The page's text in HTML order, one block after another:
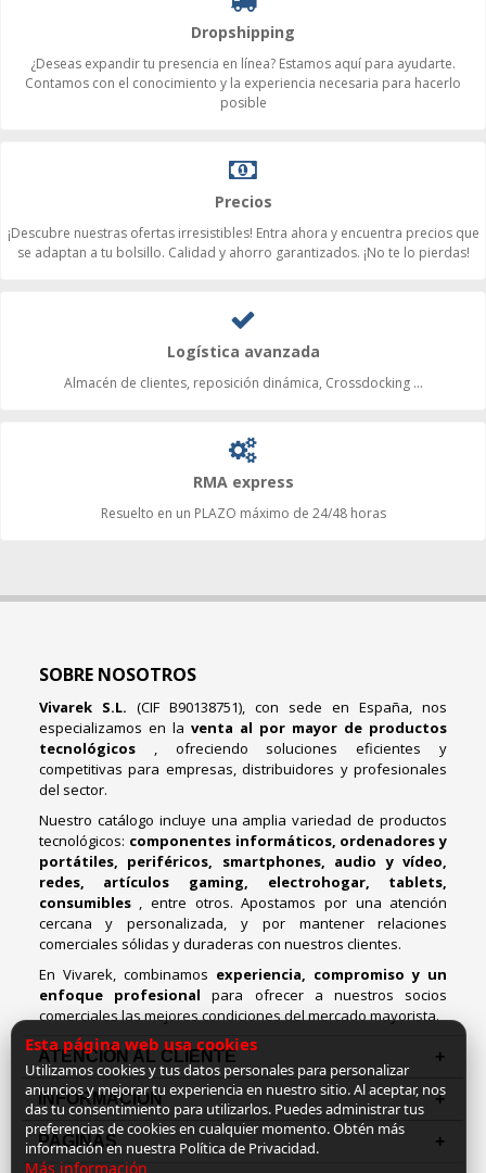
Dropshipping
¿Deseas expandir tu presencia en línea? Estamos aquí para ayudarte.
Contamos con el conocimiento y la experiencia necesaria para hacerlo
posible
Precios
¡Descubre nuestras ofertas irresistibles! Entra ahora y encuentra precios que
se adaptan a tu bolsillo. Calidad y ahorro garantizados. ¡No te lo pierdas!
Logística avanzada
Almacén de clientes, reposición dinámica, Crossdocking ...
RMA express
Resuelto en un PLAZO máximo de 24/48 horas
SOBRE NOSOTROS
Vivarek S.L. (CIF B90138751), con sede en España, nos
especializamos en la venta al por mayor de productos
tecnológicos , ofreciendo soluciones eficientes y
competitivas para empresas, distribuidores y profesionales
del sector.
Nuestro catálogo incluye una amplia variedad de productos
tecnológicos: componentes informáticos, ordenadores y
portátiles, periféricos, smartphones, audio y vídeo,
redes, artículos gaming, electrohogar, tablets,
consumibles , entre otros. Apostamos por una atención
cercana y personalizada, y por mantener relaciones
comerciales sólidas y duraderas con nuestros clientes.
En Vivarek, combinamos experiencia, compromiso y un
enfoque profesionalpara ofrecer a nuestros socios
comerciales las mejores condiciones del mercado mayorista.
ATENCIÓN AL CLIENTE
INFORMACION
PAGINAS
Esta página web usa cookies
Utilizamos cookies y tus datos personales para personalizar
anuncios y mejorar tu experiencia en nuestro sitio. Al aceptar, nos
das tu consentimiento para utilizarlos. Puedes administrar tus
preferencias de cookies en cualquier momento. Obtén más
información en nuestra Política de Privacidad.
Más información